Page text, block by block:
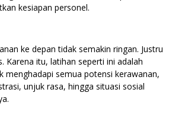
kesiapan personel.
ke depan tidak semakin ringan. Justru
Karena itu, latihan seperti ini adalah
menghadapi semua potensi kerawanan,
unjuk rasa, hingga situasi sosial